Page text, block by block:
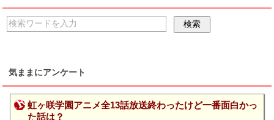
気ままにアンケート
虹ヶ咲学園アニメ全13話放送終わったけど一番面白かっ
た話は？